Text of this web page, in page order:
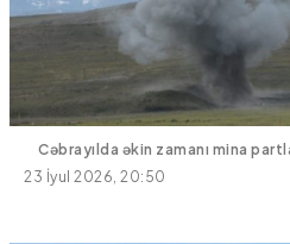
Cəbrayılda əkin zamanı mina
23 İyul 2026, 20:50